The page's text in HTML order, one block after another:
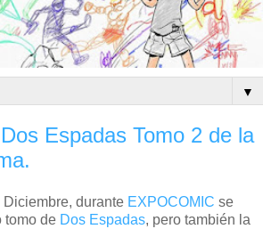
▼
Espadas Tomo 2 de la
durante EXPOCOMIC se
tomo deDos Espadas, pero también la